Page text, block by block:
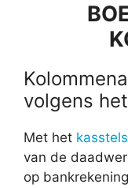
volgens
Met het
van de
op